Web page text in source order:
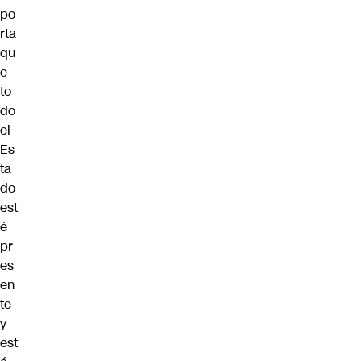
po
rta
qu
e
to
do
el
Es
ta
do
est
é
pr
es
en
te
y
est